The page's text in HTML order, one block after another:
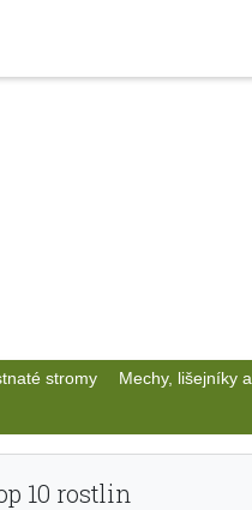
stromy Mechy, lišejníky
10 rostlin